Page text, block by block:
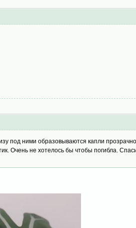
под ними образовываются капли
Очень не хотелось бы чтобы погибла.